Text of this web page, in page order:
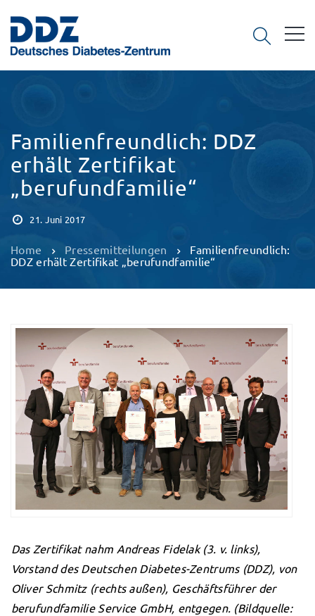
Familienfreundlich: DDZ
erhält Zertifikat
„berufundfamilie“
21. Juni 2017
Home Pressemitteilungen
Familienfreundlich:
DDZ erhält Zertifikat „berufundfamilie“
Das Zertifikat nahm Andreas Fidelak (3. v. links),
Vorstand des Deutschen Diabetes-Zentrums (DDZ), von
Oliver Schmitz (rechts außen), Geschäftsführer der
berufundfamilie Service GmbH, entgegen. (Bildquelle: